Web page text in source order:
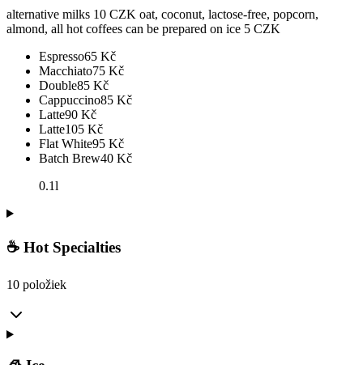
alternative milks 10 CZK oat, coconut, lactose-free, popcorn,
almond, all hot coffees can be prepared on ice 5 CZK
Espresso65 Kč
Macchiato75 Kč
Double85 Kč
Cappuccino85 Kč
Latte90 Kč
Latte105 Kč
Flat White95 Kč
Batch Brew40 Kč
0.1l
☕ Hot Specialties
10 položiek